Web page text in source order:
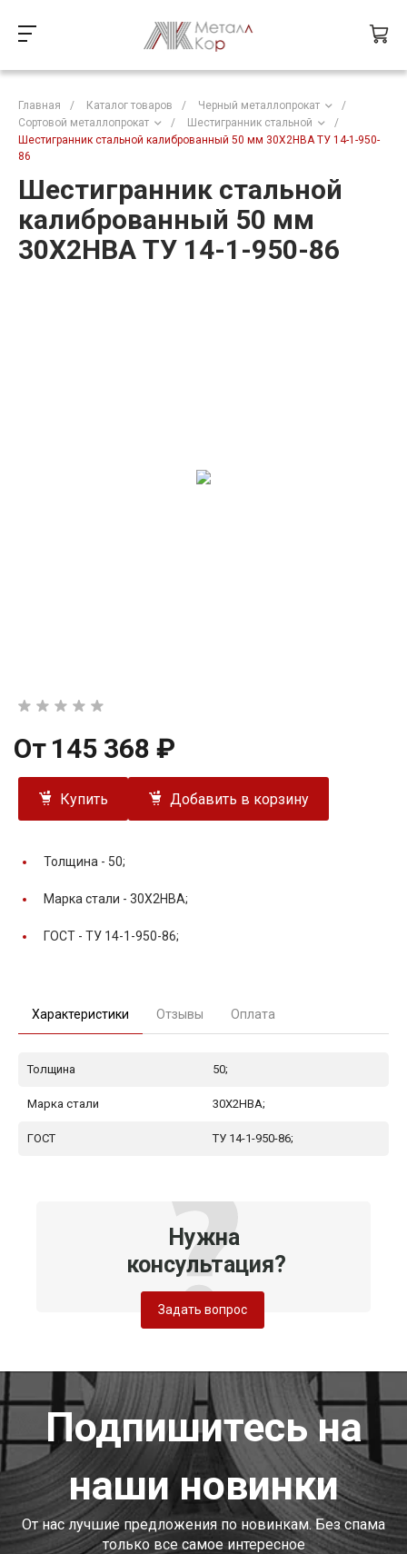
Главная / Каталог товаров / Черный металлопрокат
/
Сортовой металлопрокат
/ Шестигранник стальной
/
Шестигранник стальной калиброванный 50 мм 30Х2НВА ТУ 14-1-950-
86
Шестигранник стальной
калиброванный 50 мм
30Х2НВА ТУ 14-1-950-86
От 145 368 ₽
Купить Добавить в корзину
Толщина - 50;
Марка стали - 30Х2НВА;
ГОСТ - ТУ 14-1-950-86;
Характеристики Отзывы Оплата
Толщина 50;
Марка стали 30Х2НВА;
ГОСТ ТУ 14-1-950-86;
Нужна
консультация?
Задать вопрос
Подпишитесь на
наши новинки
От нас лучшие предложения по новинкам. Без спама
только все самое интересное